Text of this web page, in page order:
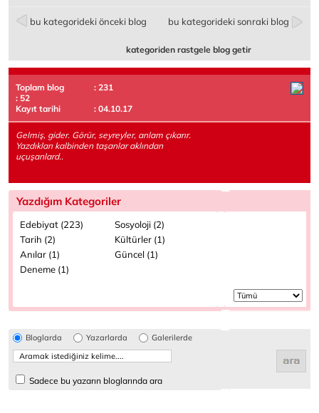
bu kategorideki önceki blog bu kategorideki sonraki blog
kategoriden rastgele blog getir
Toplam blog
: 231
: 52
Kayıt tarihi
: 04.10.17
Gelmiş, gider. Görür, seyreyler, anlam çıkarır.
Yazdıkları kalbinden taşanlar aklından
uçuşanlard..
Yazdığım Kategoriler
Edebiyat (223)
Sosyoloji (2)
Tarih (2)
Kültürler (1)
Anılar (1)
Güncel (1)
Deneme (1)
Bloglarda Yazarlarda Galerilerde
Sadece bu yazarın bloglarında ara